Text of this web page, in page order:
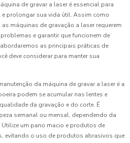
de gravar a laser é essencial para
e prolongar sua vida útil. Assim como
máquinas de gravação a laser requerem
e garantir que funcionem de
as principais práticas de
deve considerar para manter sua
da máquina de gravar a laser é a
podem se acumular nas lentes e
da gravação e do corte. É
semanal ou mensal, dependendo da
um pano macio e produtos de
evitando o uso de produtos abrasivos que